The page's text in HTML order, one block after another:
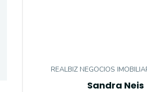
REALBIZ NEGOCIOS
Sandra Neis